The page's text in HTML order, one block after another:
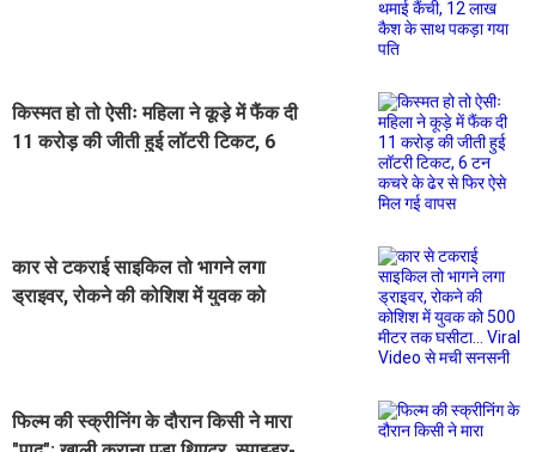
किस्मत हो तो ऐसीः महिला ने कूड़े में फैंक दी
11 करोड़ की जीती हुई लॉटरी टिकट, 6
कार से टकराई साइकिल तो भागने लगा
ड्राइवर, रोकने की कोशिश में युवक को
फिल्म की स्क्रीनिंग के दौरान किसी ने मारा